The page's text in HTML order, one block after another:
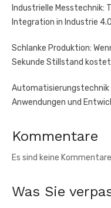
Industrielle Messtechnik:
Integration in Industrie 4.0
Schlanke Produktion:
Sekunde Stillstand kostet
Automatisierungstechnik
Anwendungen und
Kommentare
Es sind keine
Was Sie